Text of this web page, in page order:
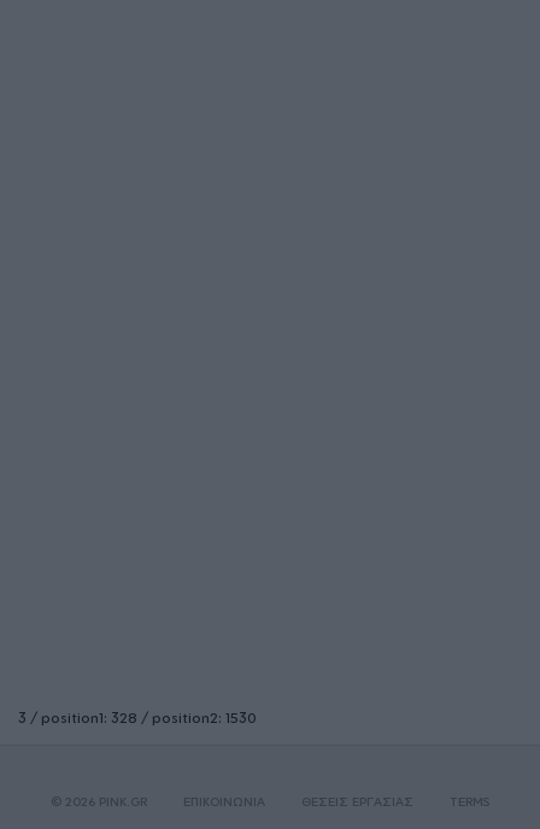
3 / position1: 328 / position2: 1530
© 2026 PINK.GR ΕΠΙΚΟΙΝΩΝΙΑ ΘΕΣΕΙΣ ΕΡΓΑΣΙΑΣ TERMS